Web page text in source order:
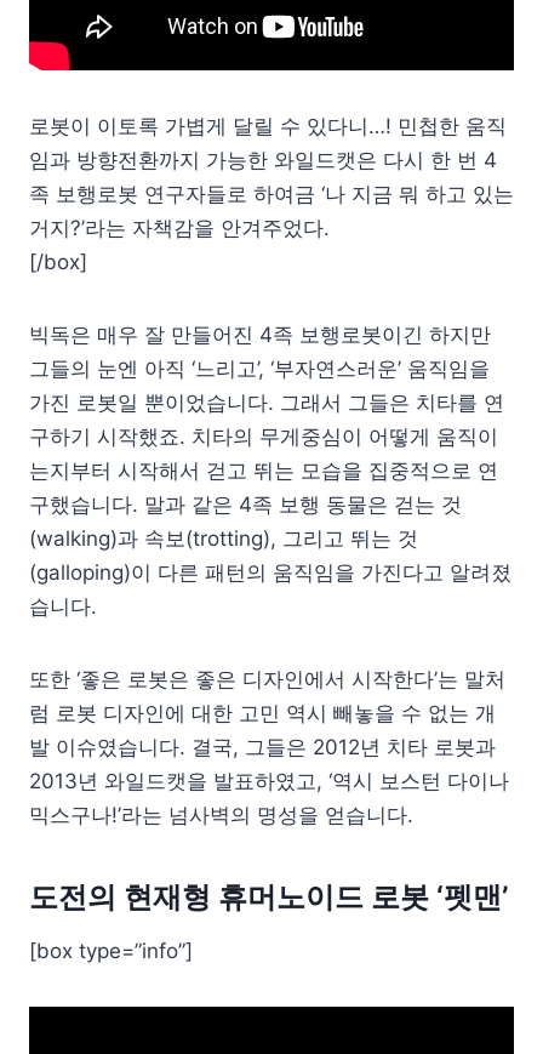
로봇이 이토록 가볍게 달릴 수 있다니…! 민첩한 움직
임과 방향전환까지 가능한 와일드캣은 다시 한 번 4
족 보행로봇 연구자들로 하여금 ‘나 지금 뭐 하고 있는
거지?’라는 자책감을 안겨주었다.
[/box]
빅독은 매우 잘 만들어진 4족 보행로봇이긴 하지만
그들의 눈엔 아직 ‘느리고’, ‘부자연스러운’ 움직임을
가진 로봇일 뿐이었습니다. 그래서 그들은 치타를 연
구하기 시작했죠. 치타의 무게중심이 어떻게 움직이
는지부터 시작해서 걷고 뛰는 모습을 집중적으로 연
구했습니다. 말과 같은 4족 보행 동물은 걷는 것
(walking)과 속보(trotting), 그리고 뛰는 것
(galloping)이 다른 패턴의 움직임을 가진다고 알려졌
습니다.
또한 ‘좋은 로봇은 좋은 디자인에서 시작한다’는 말처
럼 로봇 디자인에 대한 고민 역시 빼놓을 수 없는 개
발 이슈였습니다. 결국, 그들은 2012년 치타 로봇과
2013년 와일드캣을 발표하였고, ‘역시 보스턴 다이나
믹스구나!’라는 넘사벽의 명성을 얻습니다.
도전의 현재형 휴머노이드 로봇 ‘펫맨’
[box type=”info”]